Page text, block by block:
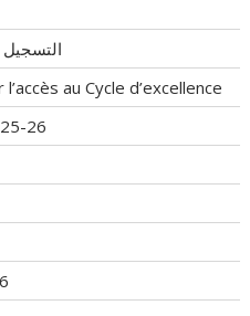
التسجيل
au Cycle d’excellence
26